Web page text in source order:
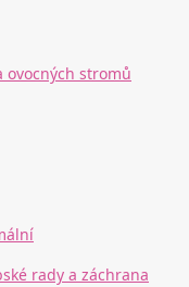
ovocných stromů
rady a záchrana